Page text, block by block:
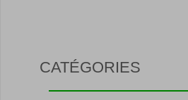
CATÉGORIES